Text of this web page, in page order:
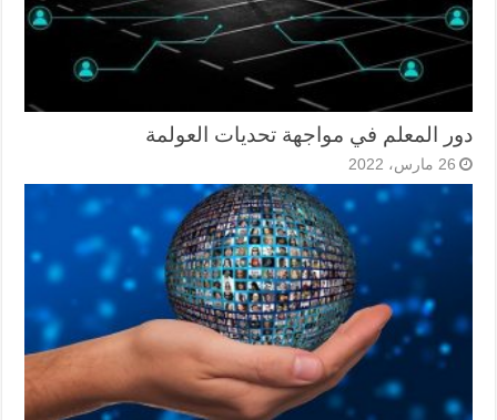
دور المعلم في مواجهة تحديات العولمة
26 مارس، 2022